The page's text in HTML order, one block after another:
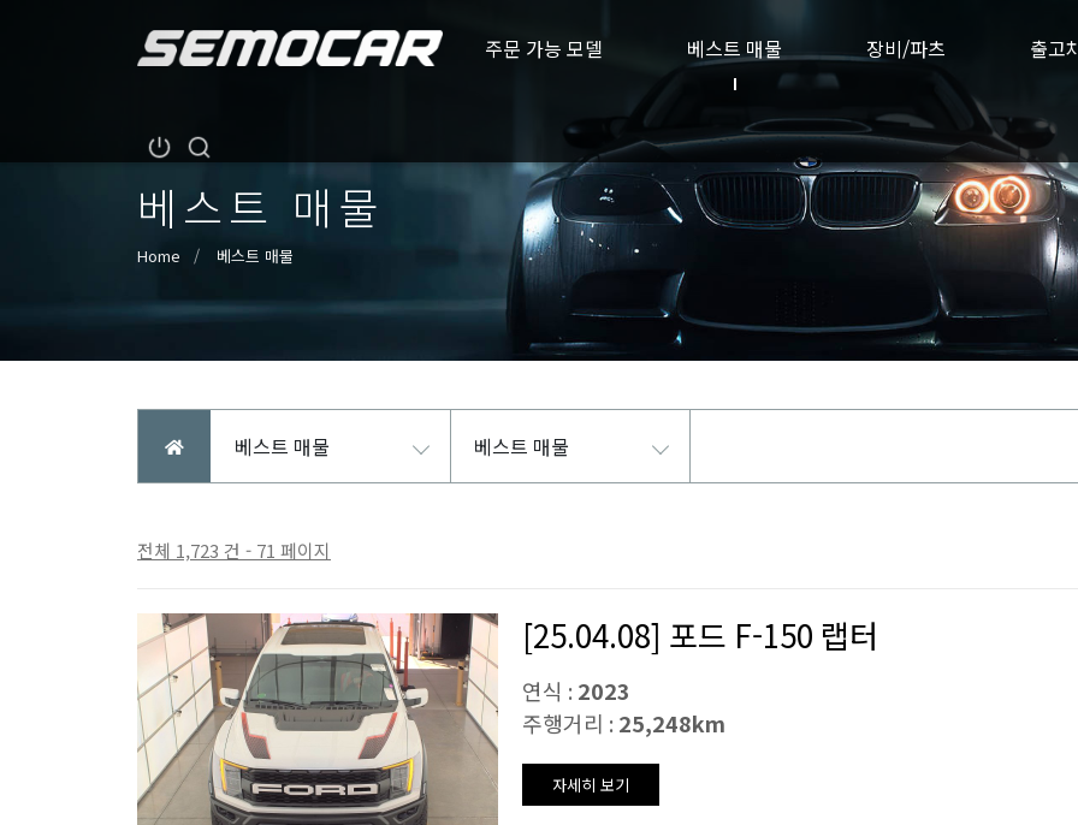
주문 가능 모델 베스트 매물 장비/파츠 출고
베스트 매물
Home 베스트 매물
베스트 매물 베스트 매물
전체 1,723 건 - 71 페이지
[25.04.08] 포드 F-150 랩터
연식 : 2023
주행거리 : 25,248km
자세히 보기